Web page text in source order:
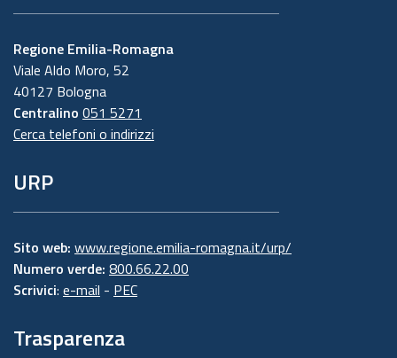
Regione Emilia-Romagna
Viale Aldo Moro, 52
40127 Bologna
Centralino 051 5271
Cerca telefoni o indirizzi
URP
Sito web: www.regione.emilia-romagna.it/urp/
Numero verde: 800.66.22.00
Scrivici: e-mail - PEC
Trasparenza